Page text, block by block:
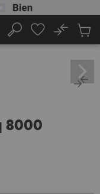
Rechercher
No
panier
8000